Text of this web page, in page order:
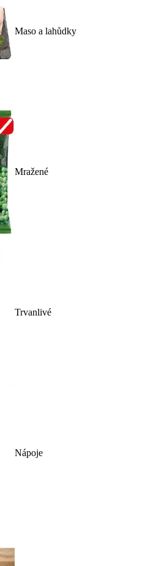
Maso a lahůdky
Mražené
Trvanlivé
Nápoje